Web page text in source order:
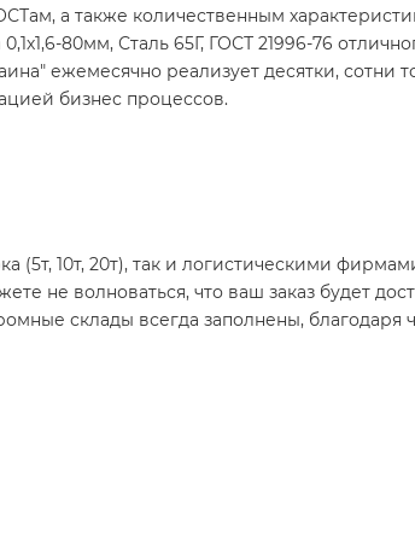
а также количественным
80мм, Сталь 65Г, ГОСТ 21996-76
ежемесячно реализует десятки, сотни
бизнес процессов.
(5т, 10т, 20т), так и логистическими
не волноваться, что ваш заказ будет
склады всегда заполнены, благодаря